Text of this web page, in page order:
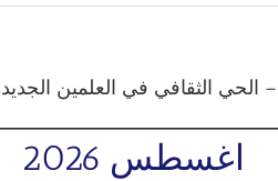
– الحي الثقافي في العلمين
اغسطس 2026